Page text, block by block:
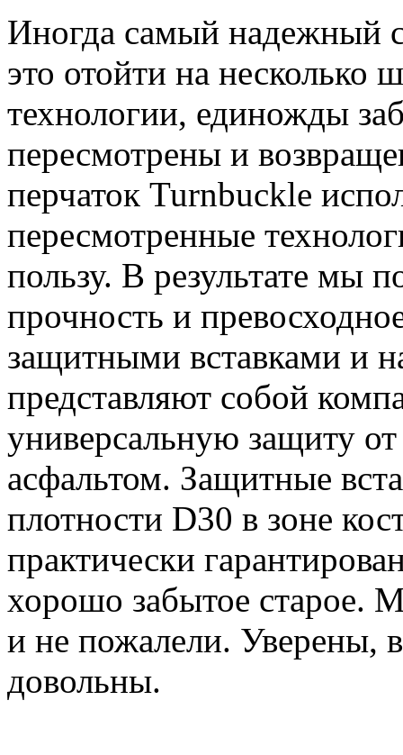
Иногда самый надежный
это отойти на несколько
технологии, единожды
пересмотрены и
перчаток Turnbuckle
пересмотренные
пользу. В результате мы
прочность и
защитными вставками и
представляют собой
универсальную защиту
асфальтом. Защитные
плотности D30 в зоне
практически
хорошо забытое старое.
и не пожалели. Уверены,
довольны.